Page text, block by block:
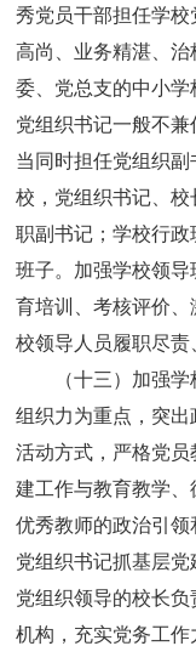
秀党员干部担任学
高尚、业务精湛、
委、党总支的中小学
党组织书记一般不
当同时担任党组织
校，党组织书记、
职副书记；学校行
班子。加强学校领
育培训、考核评价
校领导人员履职尽
（十三）加强
组织力为重点，突
活动方式，严格党
建工作与教育教学
优秀教师的政治引领
党组织书记抓基层
党组织领导的校长
机构，充实党务工